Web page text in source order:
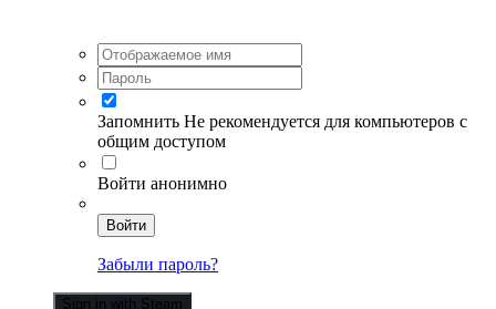
Запомнить Не рекомендуется для компьютеров с
общим доступом
Войти анонимно
Войти
Забыли пароль?
Sign in with Steam